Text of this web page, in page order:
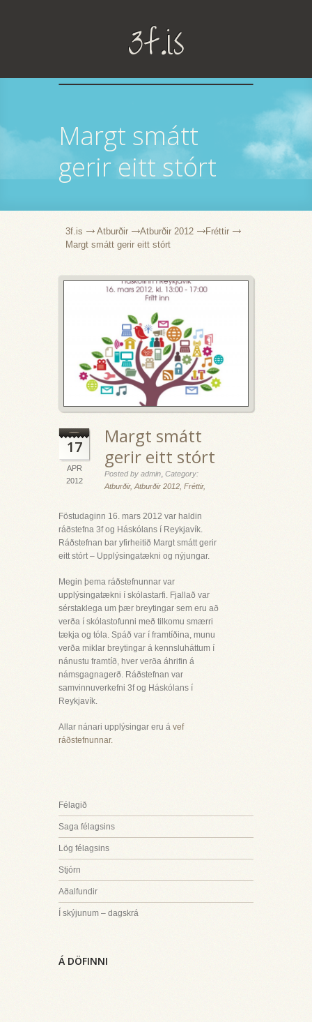
3f.is
Margt smátt
gerir eitt stórt
3f.is Atburðir Atburðir 2012
Fréttir
Margt smátt gerir eitt stórt
17
APR
2012
Margt smátt
gerir eitt stórt
Posted by admin, Category:
Atburðir, Atburðir 2012, Fréttir,
Föstudaginn 16. mars 2012 var haldin
ráðstefna 3f og Háskólans í Reykjavík.
Ráðstefnan bar yfirheitið Margt smátt gerir
eitt stórt – Upplýsingatækni og nýjungar.
Megin þema ráðstefnunnar var
upplýsingatækni í skólastarfi. Fjallað var
sérstaklega um þær breytingar sem eru að
verða í skólastofunni með tilkomu smærri
tækja og tóla. Spáð var í framtíðina, munu
verða miklar breytingar á kennsluháttum í
nánustu framtíð, hver verða áhrifin á
námsgagnagerð. Ráðstefnan var
samvinnuverkefni 3f og Háskólans í
Reykjavík.
Allar nánari upplýsingar eru á vef
ráðstefnunnar.
Félagið
Saga félagsins
Lög félagsins
Stjórn
Aðalfundir
Í skýjunum – dagskrá
Á DÖFINNI